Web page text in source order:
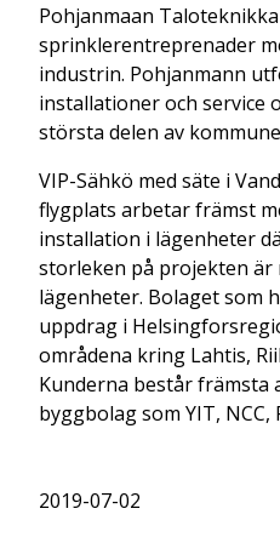
Pohjanmaan
sprinklerentreprenader
industrin. Pohjanmann
installationer och service
största delen av
VIP-Sähkö med säte i
flygplats arbetar främst
installation i lägenheter
storleken på projekten är
lägenheter. Bolaget som
uppdrag i
områdena kring Lahtis,
Kunderna består främsta
byggbolag som YIT, NCC,
2019-07-02